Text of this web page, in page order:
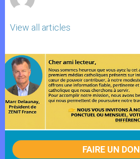
View all articles
FAIRE UN DON